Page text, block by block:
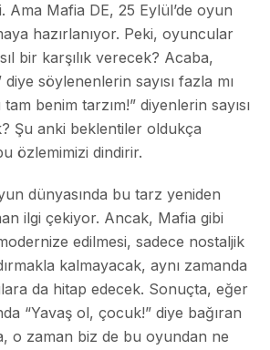
Ama Mafia DE, 25 Eylül’de oyun
hazırlanıyor. Peki, oyuncular
bir karşılık verecek? Acaba,
söylenenlerin sayısı fazla mı
benim tarzım!” diyenlerin sayısı
Şu anki beklentiler oldukça
özlemimizi dindirir.
dünyasında bu tarz yeniden
ilgi çekiyor. Ancak, Mafia gibi
edilmesi, sadece nostaljik
kalmayacak, aynı zamanda
da hitap edecek. Sonuçta, eğer
“Yavaş ol, çocuk!” diye bağıran
o zaman biz de bu oyundan ne